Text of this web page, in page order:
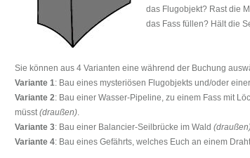
das Flugobjekt? Rast die
das Fass füllen? Hält die
Sie können aus 4 Varianten eine während der Buchung
Variante 1: Bau eines mysteriösen Flugobjekts und/oder
Variante 2: Bau einer Wasser-Pipeline, zu einem Fass mit
müsst(draußen).
Variante 3: Bau einer Balancier-Seilbrücke im Wald
Variante 4: Bau eines Gefährts, welches Euch an einem